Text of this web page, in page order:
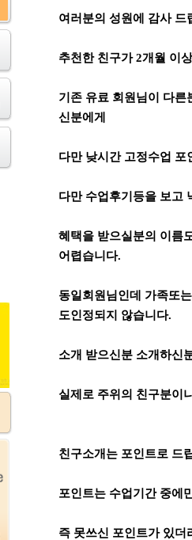
여러분의 성원에 감사 드
추천한 친구가 2개월 이
기존 유료 회원님이 다
신분에게
다만 낮시간 고정수업 포
다만 수업후기등을 보
혜택을 받으실분의 이름
어렵습니다.
동일회원님인데 가족또
도인정되지 않습니다.
소개 받으신분 소개하신
실제로 주위의 친구분이
친구소개는 포인트로 드
포인트는 수업기간 중에
즉 못쓰신 포인트가 있더